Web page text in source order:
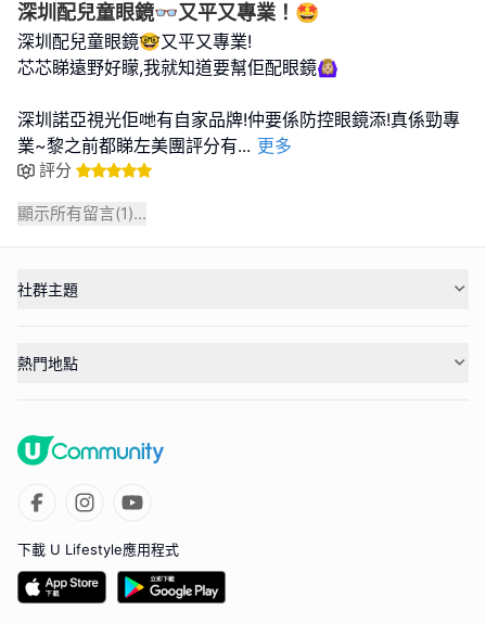
深圳配兒童眼鏡👓又平又專業！🤩
深圳配兒童眼鏡🤓又平又專業!
芯芯睇遠野好矇,我就知道要幫佢配眼鏡🙆🏼‍♀️
深圳諾亞視光佢哋有自家品牌!仲要係防控眼鏡添!真係勁專
業~黎之前都睇左美團評分有... 更多
評分
顯示所有留言(1)...
社群主題
熱門地點
下載 U Lifestyle應用程式